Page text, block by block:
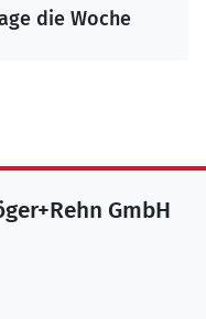
die Woche
GmbH